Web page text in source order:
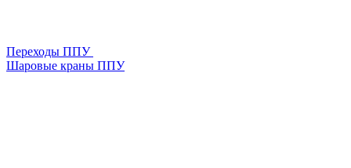
Переходы ППУ
Шаровые краны ППУ